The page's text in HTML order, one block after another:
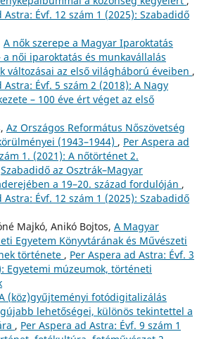
Astra: Évf. 12 szám 1 (2025): Szabadidő
A nők szerepe a Magyar Iparoktatás
női iparoktatás és munkavállalás
változásai az első világháború éveiben ,
Astra: Évf. 5 szám 2 (2018): A Nagy
– 100 éve ért véget az első
Az Országos Református Nőszövetség
(1943–1944) , Per Aspera ad
1. (2021): A nőtörténet 2.
Szabadidő az Osztrák–Magyar
a 19–20. század fordulóján ,
Astra: Évf. 12 szám 1 (2025): Szabadidő
Majkó, Anikó Bojtos, A Magyar
Egyetem Könyvtárának és Művészeti
története , Per Aspera ad Astra: Évf. 3
Egyetemi múzeumok, történeti
(köz)gyűjteményi fotódigitalizálás
lehetőségei, különös tekintettel a
, Per Aspera ad Astra: Évf. 9 szám 1